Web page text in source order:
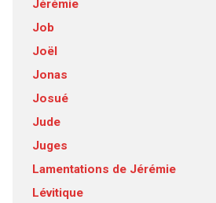
Jérémie
Job
Joël
Jonas
Josué
Jude
Juges
Lamentations de Jérémie
Lévitique